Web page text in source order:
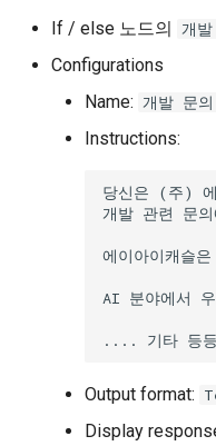
If / else 노드의 개
Configurations
Name: 개발 문의
Instructions:
Output format:
Display